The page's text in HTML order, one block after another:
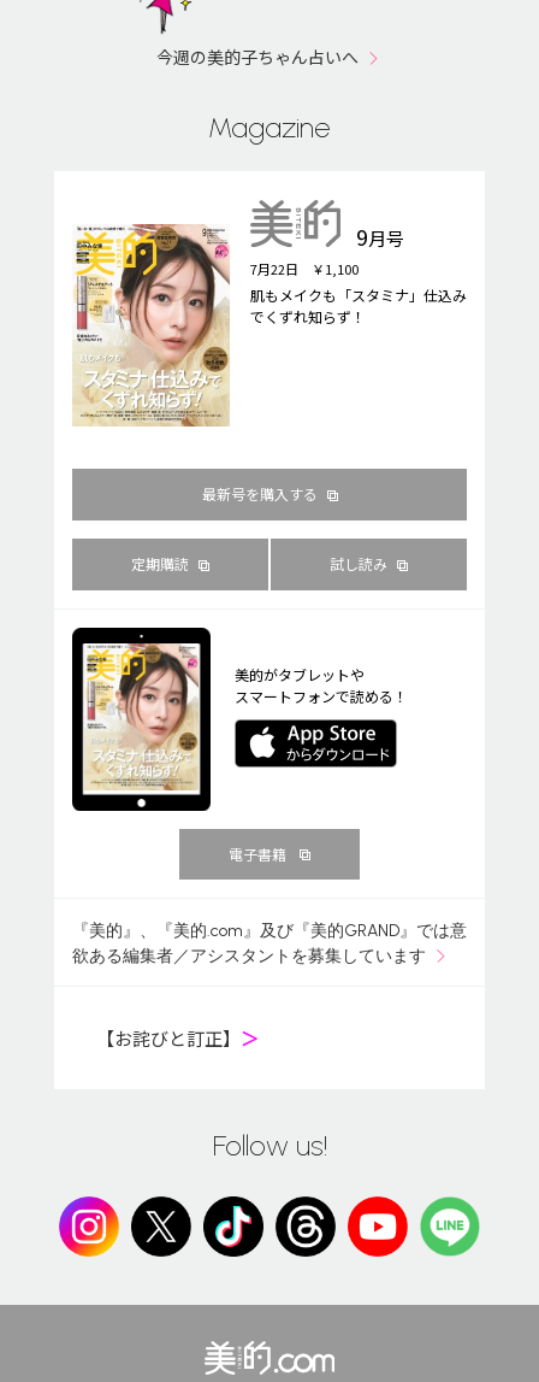
今週の美的子ちゃん占いへ
Magazine
9月号
7月22日 ￥1,100
肌もメイクも「スタミナ」仕込み
でくずれ知らず！
最新号を購入する
定期購読 試し読み
美的がタブレットや
スマートフォンで読める！
電子書籍
『美的』、『美的.com』及び『美的GRAND』では意
欲ある編集者／アシスタントを募集しています
【お詫びと訂正】 ＞
Follow us!